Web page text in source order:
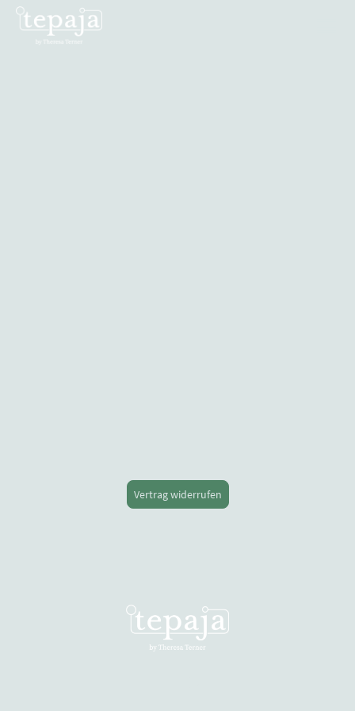
Vertrag widerrufen